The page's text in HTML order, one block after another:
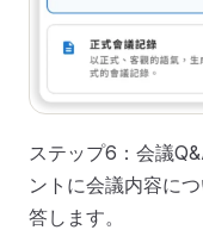
ステップ6：会議
ントに会議内容に
答します。